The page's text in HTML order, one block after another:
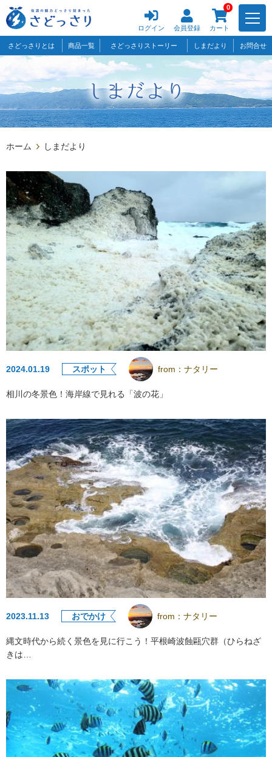
ログイン 会員登録
0
カート
さどっさりとは 商品一覧 さどっさりストーリー しまだより お問合せ
ホーム しまだより
2024.01.19 スポット from： ナタリー
相川の冬景色！海岸線で見れる「波の花」
2023.11.13 おでかけ from： ナタリー
縄文時代から続く景色を見に行こう！平根崎波蝕甌穴群（ひらねざ
きは…